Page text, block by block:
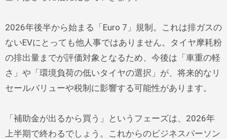
2026年後半から始まる「Euro 7」規制。これは排ガスの
ないEVにとっても他人事ではありません。タイヤ摩耗粉
の排出量までが評価対象となるため、今後は「車重の軽
さ」や「環境負荷の低いタイヤの選択」が、将来的なリ
セールバリューや税制に影響する可能性があります。
「補助金が出るから買う」というフェーズは、2026年
上半期で終わるでしょう。これからのビジネスパーソン